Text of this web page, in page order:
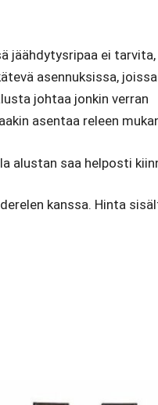
jäähdytysripaa ei tarvita,
asennuksissa, joissa
johtaa jonkin verran
asentaa releen
alustan saa helposti
kanssa. Hinta